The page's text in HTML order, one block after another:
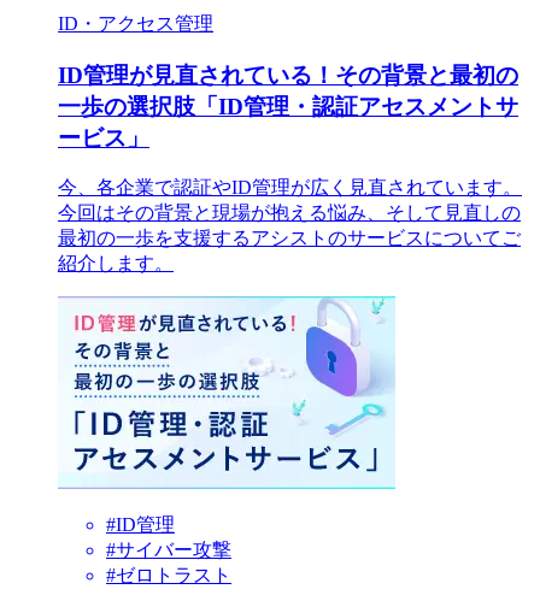
ID・アクセス管理
ID管理が見直されている！その背景と最初の
一歩の選択肢「ID管理・認証アセスメントサ
ービス」
今、各企業で認証やID管理が広く見直されています。
今回はその背景と現場が抱える悩み、そして見直しの
最初の一歩を支援するアシストのサービスについてご
紹介します。
#ID管理
#サイバー攻撃
#ゼロトラスト